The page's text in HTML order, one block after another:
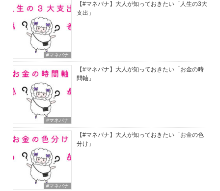
#マネバナ
【#マネバナ】大人が知っておきたい「人生の3大
支出」
#マネバナ
【#マネバナ】大人が知っておきたい「お金の時
間軸」
#マネバナ
【#マネバナ】大人が知っておきたい「お金の色
分け」